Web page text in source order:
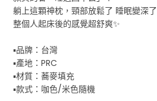
躺上這顆神枕，頸部放鬆了 睡眠變深了
整個人起床後的感覺超舒爽✨
▪️品牌：台灣
▪️產地：PRC
▪️材質：蕎麥填充
▪️款式：咖色/米色隨機